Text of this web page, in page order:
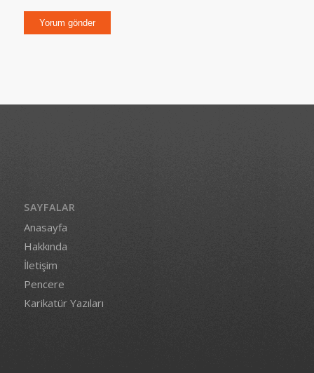
SAYFALAR
Anasayfa
Hakkında
İletişim
Pencere
Karikatür Yazıları